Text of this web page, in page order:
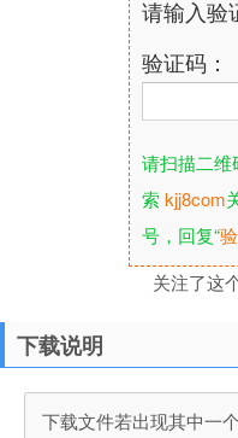
请输入验
验证码：
请扫描二维
索kjj8com
号，回复“
关注了这
下载说明
下载文件若出现其中一